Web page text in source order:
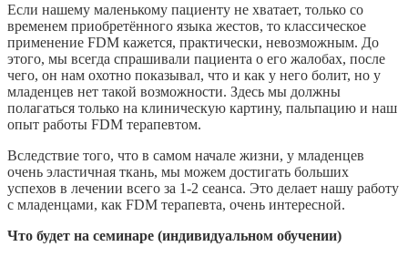
Если нашему маленькому пациенту не хватает, только со
временем приобретённого языка жестов, то классическое
применение FDM кажется, практически, невозможным. До
этого, мы всегда спрашивали пациента о его жалобах, после
чего, он нам охотно показывал, что и как у него болит, но у
младенцев нет такой возможности. Здесь мы должны
полагаться только на клиническую картину, пальпацию и наш
опыт работы FDM терапевтом.
Вследствие того, что в самом начале жизни, у младенцев
очень эластичная ткань, мы можем достигать больших
успехов в лечении всего за 1-2 сеанса. Это делает нашу работу
с младенцами, как FDM терапевта, очень интересной.
Что будет на семинаре (индивидуальном обучении)